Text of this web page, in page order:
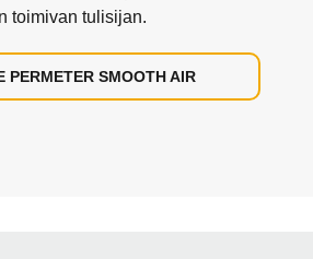
toimivan tulisijan.
PERMETER SMOOTH AIR